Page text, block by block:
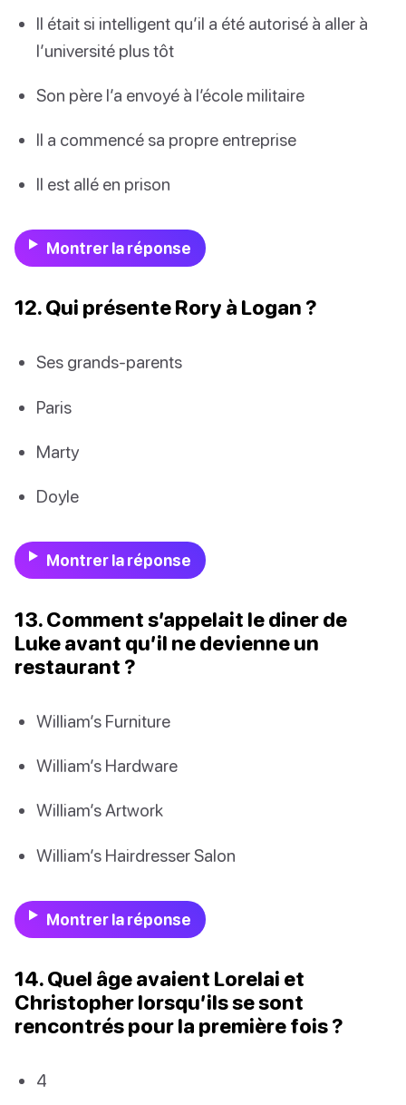
Il était si intelligent qu’il a été autorisé à aller à
l’université plus tôt
Son père l’a envoyé à l’école militaire
Il a commencé sa propre entreprise
Il est allé en prison
Montrer la réponse
12. Qui présente Rory à Logan ?
Ses grands-parents
Paris
Marty
Doyle
Montrer la réponse
13. Comment s’appelait le diner de
Luke avant qu’il ne devienne un
restaurant ?
William’s Furniture
William’s Hardware
William’s Artwork
William’s Hairdresser Salon
Montrer la réponse
14. Quel âge avaient Lorelai et
Christopher lorsqu’ils se sont
rencontrés pour la première fois ?
4